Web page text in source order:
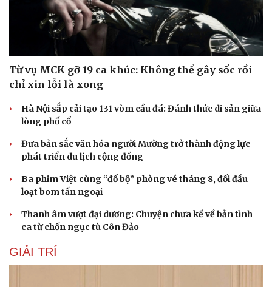
Văn hóa
Sân khấu - Điện ảnh
Văn học
Âm nhạc
Di sản
Giải trí
Thời trang
Sao Việt
Từ vụ MCK gỡ 19 ca khúc: Không thể gây sốc rồi
chỉ xin lỗi là xong
Hà Nội sắp cải tạo 131 vòm cầu đá: Đánh thức di sản giữa
lòng phố cổ
Đưa bản sắc văn hóa người Mường trở thành động lực
phát triển du lịch cộng đồng
Ba phim Việt cùng “đổ bộ” phòng vé tháng 8, đối đầu
loạt bom tấn ngoại
Thanh âm vượt đại dương: Chuyện chưa kể về bản tình
ca từ chốn ngục tù Côn Đảo
GIẢI TRÍ